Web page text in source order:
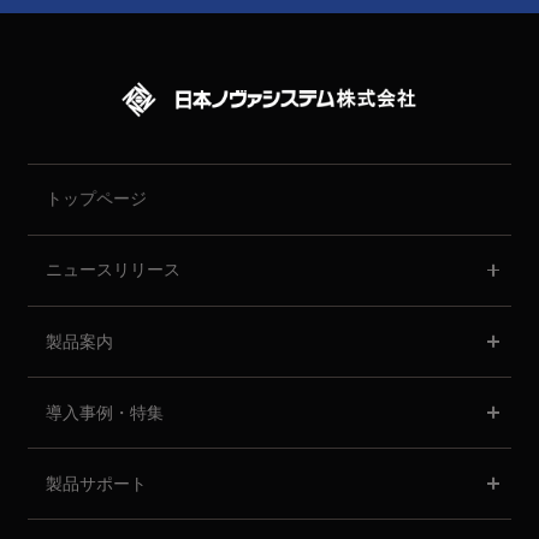
トップページ
ニュースリリース
製品案内
導入事例・特集
製品サポート